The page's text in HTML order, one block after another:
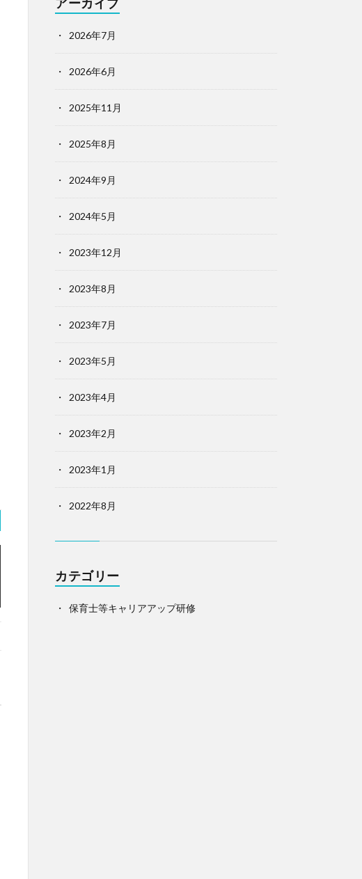
2026年7月
2026年6月
2025年11月
2025年8月
2024年9月
2024年5月
2023年12月
2023年8月
2023年7月
2023年5月
2023年4月
2023年2月
2023年1月
2022年8月
カテゴリー
保育士等キャリアアップ研修